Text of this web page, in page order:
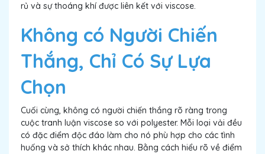
rủ và sự thoáng khí được liên kết với viscose.
Không có Người Chiến
Thắng, Chỉ Có Sự Lựa
Chọn
Cuối cùng, không có người chiến thắng rõ ràng trong
cuộc tranh luận viscose so với polyester. Mỗi loại vải đều
có đặc điểm độc đáo làm cho nó phù hợp cho các tình
huống và sở thích khác nhau. Bằng cách hiểu rõ về điểm